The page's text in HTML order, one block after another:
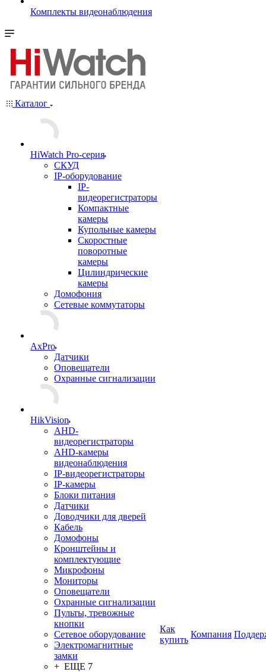
Комплекты видеонаблюдения
Каталог
HiWatch Pro-серия
CКУД
IP-оборудование
IP-
видеорегистраторы
Компактные
камеры
Купольные камеры
Скоростные
поворотные
камеры
Цилиндрические
камеры
Домофония
Сетевые коммутаторы
AxPro
Датчики
Оповещатели
Охранные сигнализации
HikVision
AHD-
видеорегистраторы
AHD-камеры
видеонаблюдения
IP-видеорегистраторы
IP-камеры
Блоки питания
Датчики
Доводчики для дверей
Кабель
Домофоны
Кронштейны и
комплектующие
Микрофоны
Мониторы
Оповещатели
Охранные сигнализации
Пульты, тревожные
кнопки
Сетевое оборудование
Электромагнитные
замки
+ ЕЩЕ 7
Как
купить
Компания